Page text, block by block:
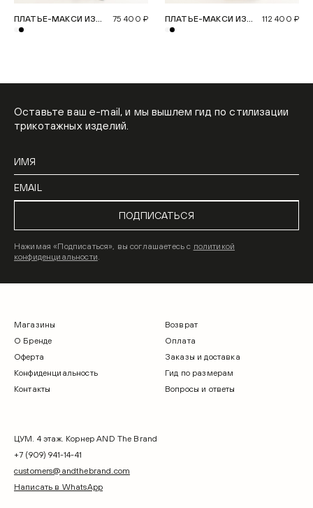
ПЛАТЬЕ-МАКСИ ИЗ
ШЕРСТИ
75 400 ₽
ПЛАТЬЕ-МАКСИ ИЗ
ШЕРСТИ
112 400 ₽
Оставьте ваш e-mail, и мы вышлем гид по стилизации
трикотажных изделий.
ПОДПИСАТЬСЯ
Нажимая «Подписаться», вы соглашаетесь с политикой
конфиденциальности.
Магазины
О Бренде
Оферта
Конфиденциальность
Контакты
Возврат
Оплата
Заказы и доставка
Гид по размерам
Вопросы и ответы
ЦУМ. 4 этаж. Корнер AND The Brand
+7 (909) 941-14-41
customers@andthebrand.com
Написать в WhatsApp